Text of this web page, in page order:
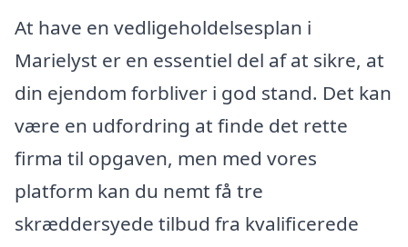
At have en vedligeholdelsesplan i
Marielyst er en essentiel del af at sikre, at
din ejendom forbliver i god stand. Det kan
være en udfordring at finde det rette
firma til opgaven, men med vores
platform kan du nemt få tre
skræddersyede tilbud fra kvalificerede